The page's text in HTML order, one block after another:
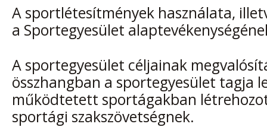
A sportlétesítmények használata,
a Sportegyesület
A sportegyesület céljainak
összhangban a sportegyesület tagja
működtetett sportágakban
sportági szakszövetségnek.